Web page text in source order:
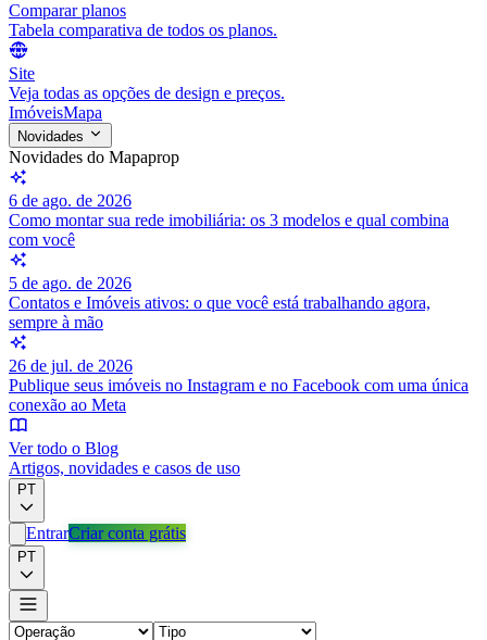
Comparar planos
Tabela comparativa de todos os planos.
Site
Veja todas as opções de design e preços.
ImóveisMapa
Novidades
Novidades do Mapaprop
6 de ago. de 2026
Como montar sua rede imobiliária: os 3 modelos e qual combina
com você
5 de ago. de 2026
Contatos e Imóveis ativos: o que você está trabalhando agora,
sempre à mão
26 de jul. de 2026
Publique seus imóveis no Instagram e no Facebook com uma única
conexão ao Meta
Ver todo o Blog
Artigos, novidades e casos de uso
PT
EntrarCriar conta grátis
PT